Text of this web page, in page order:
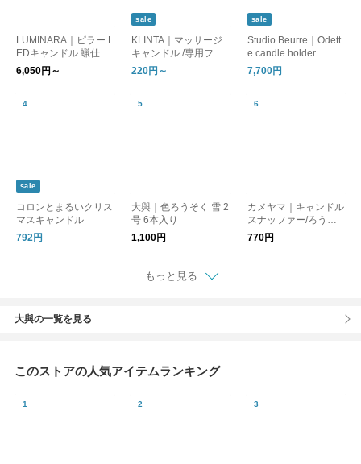
LUMINARA｜ピラー L
EDキャンドル 蝋仕立
て
6,050円～
sale
KLINTA｜マッサージ
キャンドル /専用フタ
＆コースター
220円～
sale
Studio Beurre｜Odett
e candle holder
7,700円
sale
コロンとまるいクリス
マスキャンドル
792円
大與｜色ろうそく 雪 2
号 6本入り
1,100円
カメヤマ｜キャンドル
スナッファー/ろうそ
く消し
770円
もっと見る
大與の一覧を見る
このストアの人気アイテムランキング